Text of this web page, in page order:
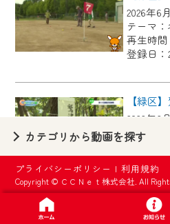
2026年6
テーマ
再生時間
登録日
【緑区
2026年6
テーマ：
再生時間
登録日
2026年
カテゴリから動画を探す
プライバシーポリシー |利用規約
Copyright © ＣＣＮｅｔ株式会社. All
CCNetサービスへの加
ページ※』へのログイ
す。
いたします。
要となります。
※MyIDとは、CCNet
各種サービスをご利用頂
IDはお客様が使ってい
で設定できます。